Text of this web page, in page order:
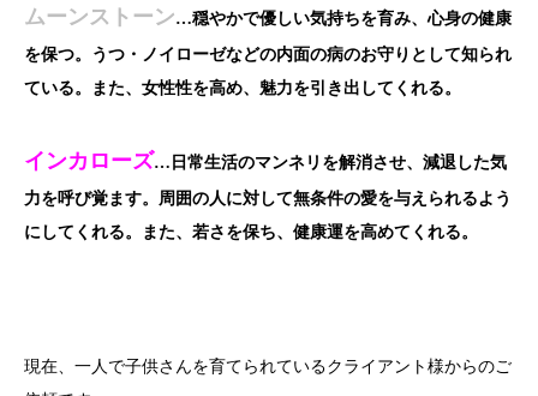
ムーンストーン…穏やかで優しい気持ちを育み、心身の健康
を保つ。うつ・ノイローゼなどの内面の病のお守りとして知られ
ている。また、女性性を高め、魅力を引き出してくれる。
インカローズ…日常生活のマンネリを解消させ、減退した気
力を呼び覚ます。周囲の人に対して無条件の愛を与えられるよう
にしてくれる。また、若さを保ち、健康運を高めてくれる。
現在、一人で子供さんを育てられているクライアント様からのご